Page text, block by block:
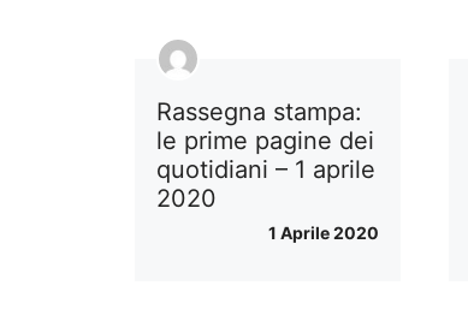
Rassegna stampa:
le prime pagine dei
quotidiani – 1 aprile
2020
1 Aprile 2020